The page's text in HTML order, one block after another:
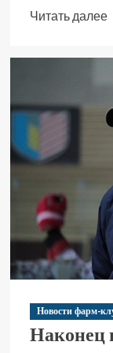
Читать далее
Новости фарм-
Наконец